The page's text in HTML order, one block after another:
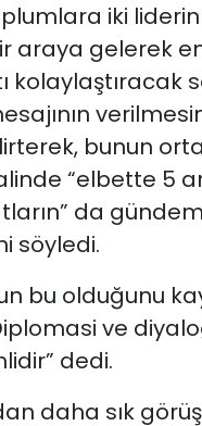
iki liderin
araya gelerek
kolaylaştıracak
bunun
“elbette 5
da
söyledi.
bu olduğunu
ve
dedi.
daha sık